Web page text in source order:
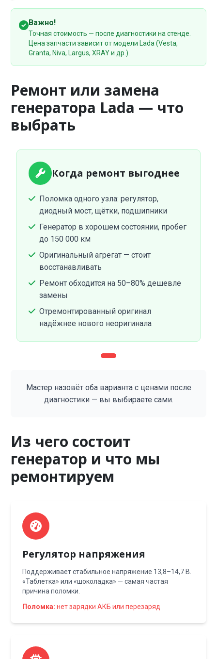
Важно!
Точная стоимость — после диагностики на стенде.
Цена запчасти зависит от модели Lada (Vesta,
Granta, Niva, Largus, XRAY и др.).
Ремонт или замена
генератора Lada — что
выбрать
Когда ремонт выгоднее
Поломка одного узла: регулятор,
диодный мост, щётки, подшипники
Генератор в хорошем состоянии, пробег
до 150 000 км
Оригинальный агрегат — стоит
восстанавливать
Ремонт обходится на 50–80% дешевле
замены
Отремонтированный оригинал
надёжнее нового неоригинала
Мастер назовёт оба варианта с ценами после
диагностики — вы выбираете сами.
Из чего состоит
генератор и что мы
ремонтируем
Регулятор напряжения
Поддерживает стабильное напряжение 13,8–14,7 В.
«Таблетка» или «шоколадка» — самая частая
причина поломки.
Поломка: нет зарядки АКБ или перезаряд